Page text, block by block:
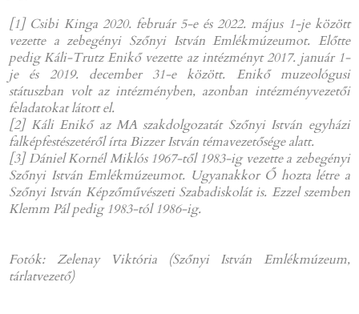
[1] Csibi Kinga 2020. február 5-e és 2022. május 1-je között
vezette a zebegényi Szőnyi István Emlékmúzeumot. Előtte
pedig Káli-Trutz Enikő vezette az intézményt 2017. január 1-
je és 2019. december 31-e között. Enikő muzeológusi
státuszban volt az intézményben, azonban intézményvezetői
feladatokat látott el.
[2] Káli Enikő az MA szakdolgozatát Szőnyi István egyházi
falképfestészetéről írta Bizzer István témavezetősége alatt.
[3] Dániel Kornél Miklós 1967-től 1983-ig vezette a zebegényi
Szőnyi István Emlékmúzeumot. Ugyanakkor Ő hozta létre a
Szőnyi István Képzőművészeti Szabadiskolát is. Ezzel szemben
Klemm Pál pedig 1983-tól 1986-ig.
Fotók: Zelenay Viktória (Szőnyi István Emlékmúzeum,
tárlatvezető)